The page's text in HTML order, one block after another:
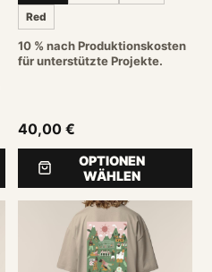
Red
10 % nach Produktionskosten
für unterstützte Projekte.
40,00 €
OPTIONEN
WÄHLEN